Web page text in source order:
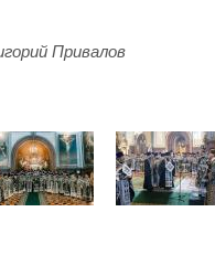
Привалов